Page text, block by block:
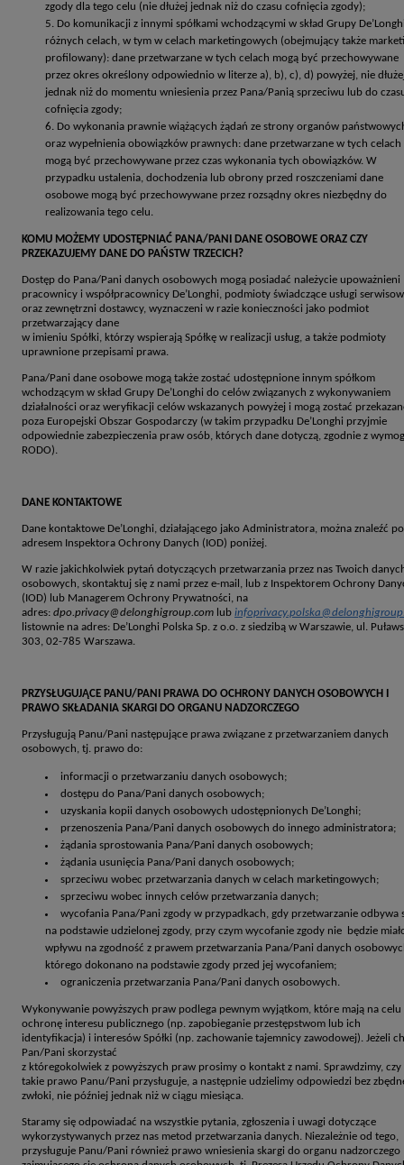
zgody dla tego celu (nie dłużej jednak niż do czasu cofnięcia zgody);
Do komunikacji z innymi spółkami wchodzącymi w skład Grupy
różnych celach, w tym w celach marketingowych (obejmujący także
profilowany): dane przetwarzane w tych celach mogą być przechowywane
przez okres określony odpowiednio w literze a), b), c), d) powyżej, nie
jednak niż do momentu wniesienia przez Pana/Panią sprzeciwu lub do
cofnięcia zgody;
Do wykonania prawnie wiążących żądań ze strony organów
oraz wypełnienia obowiązków prawnych: dane przetwarzane w tych celach
mogą być przechowywane przez czas wykonania tych obowiązków. W
przypadku ustalenia, dochodzenia lub obrony przed roszczeniami dane
osobowe mogą być przechowywane przez rozsądny okres niezbędny do
realizowania tego celu.
KOMU MOŻEMY UDOSTĘPNIAĆ PANA/PANI DANE OSOBOWE ORAZ CZY
PRZEKAZUJEMY DANE DO PAŃSTW TRZECICH?
Dostęp do Pana/Pani danych osobowych mogą posiadać należycie upoważnieni
pracownicy i współpracownicy De’Longhi, podmioty świadczące usługi
oraz zewnętrzni dostawcy, wyznaczeni w razie konieczności jako podmiot
przetwarzający dane
w imieniu Spółki, którzy wspierają Spółkę w realizacji usług, a także podmioty
uprawnione przepisami prawa.
Pana/Pani dane osobowe mogą także zostać udostępnione innym spółkom
wchodzącym w skład Grupy De’Longhi do celów związanych z wykonywaniem
działalności oraz weryfikacji celów wskazanych powyżej i mogą zostać
poza Europejski Obszar Gospodarczy (w takim przypadku De’Longhi przyjmie
odpowiednie zabezpieczenia praw osób, których dane dotyczą, zgodnie z
RODO).
DANE KONTAKTOWE
Dane kontaktowe De’Longhi, działającego jako Administratora, można znaleźć
adresem Inspektora Ochrony Danych (IOD) poniżej.
W razie jakichkolwiek pytań dotyczących przetwarzania przez nas Twoich
osobowych, skontaktuj się z nami przez e-mail, lub z Inspektorem Ochrony
(IOD) lub Managerem Ochrony Prywatności, na
adres: dpo.privacy@delonghigroup.com lub
listownie na adres: De’Longhi Polska Sp. z o.o. z siedzibą w Warszawie, ul.
303, 02-785 Warszawa.
PRZYSŁUGUJĄCE PANU/PANI PRAWA DO OCHRONY DANYCH OSOBOWYCH I
PRAWO SKŁADANIA SKARGI DO ORGANU NADZORCZEGO
Przysługują Panu/Pani następujące prawa związane z przetwarzaniem danych
osobowych, tj. prawo do:
informacji o przetwarzaniu danych osobowych;
dostępu do Pana/Pani danych osobowych;
uzyskania kopii danych osobowych udostępnionych De’Longhi;
przenoszenia Pana/Pani danych osobowych do innego administratora;
żądania sprostowania Pana/Pani danych osobowych;
żądania usunięcia Pana/Pani danych osobowych;
sprzeciwu wobec przetwarzania danych w celach marketingowych;
sprzeciwu wobec innych celów przetwarzania danych;
wycofania Pana/Pani zgody w przypadkach, gdy przetwarzanie odbywa
na podstawie udzielonej zgody, przy czym wycofanie zgody nie będzie
wpływu na zgodność z prawem przetwarzania Pana/Pani danych
którego dokonano na podstawie zgody przed jej wycofaniem;
ograniczenia przetwarzania Pana/Pani danych osobowych.
Wykonywanie powyższych praw podlega pewnym wyjątkom, które mają na celu
ochronę interesu publicznego (np. zapobieganie przestępstwom lub ich
identyfikacja) i interesów Spółki (np. zachowanie tajemnicy zawodowej). Jeżeli
Pan/Pani skorzystać
z któregokolwiek z powyższych praw prosimy o kontakt z nami. Sprawdzimy, czy
takie prawo Panu/Pani przysługuje, a następnie udzielimy odpowiedzi bez
zwłoki, nie później jednak niż w ciągu miesiąca.
Staramy się odpowiadać na wszystkie pytania, zgłoszenia i uwagi dotyczące
wykorzystywanych przez nas metod przetwarzania danych. Niezależnie od tego,
przysługuje Panu/Pani również prawo wniesienia skargi do organu nadzorczego